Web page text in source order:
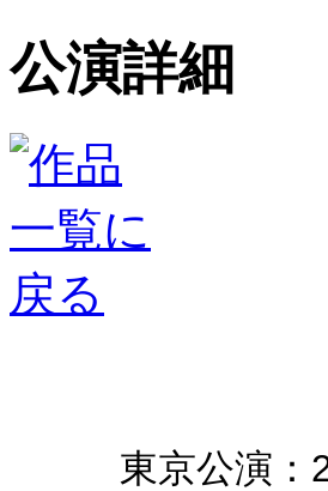
公演詳細
東京公演：